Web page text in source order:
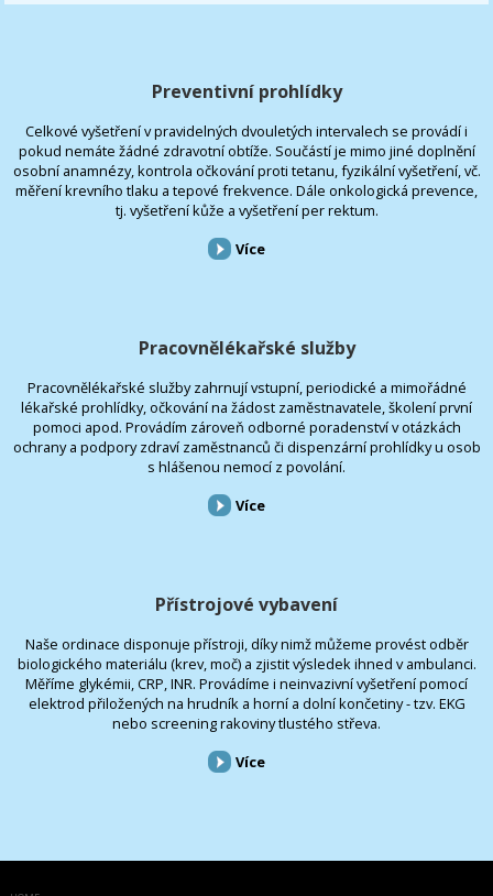
Preventivní prohlídky
Celkové vyšetření v pravidelných dvouletých intervalech se provádí i
pokud nemáte žádné zdravotní obtíže. Součástí je mimo jiné doplnění
osobní anamnézy, kontrola očkování proti tetanu, fyzikální vyšetření, vč.
měření krevního tlaku a tepové frekvence. Dále onkologická prevence,
tj. vyšetření kůže a vyšetření per rektum.
Více
Pracovnělékařské služby
Pracovnělékařské služby zahrnují vstupní, periodické a mimořádné
lékařské prohlídky, očkování na žádost zaměstnavatele, školení první
pomoci apod. Provádím zároveň odborné poradenství v otázkách
ochrany a podpory zdraví zaměstnanců či dispenzární prohlídky u osob
s hlášenou nemocí z povolání.
Více
Přístrojové vybavení
Naše ordinace disponuje přístroji, díky nimž můžeme provést odběr
biologického materiálu (krev, moč) a zjistit výsledek ihned v ambulanci.
Měříme glykémii, CRP, INR. Provádíme i neinvazivní vyšetření pomocí
elektrod přiložených na hrudník a horní a dolní končetiny - tzv. EKG
nebo screening rakoviny tlustého střeva.
Více